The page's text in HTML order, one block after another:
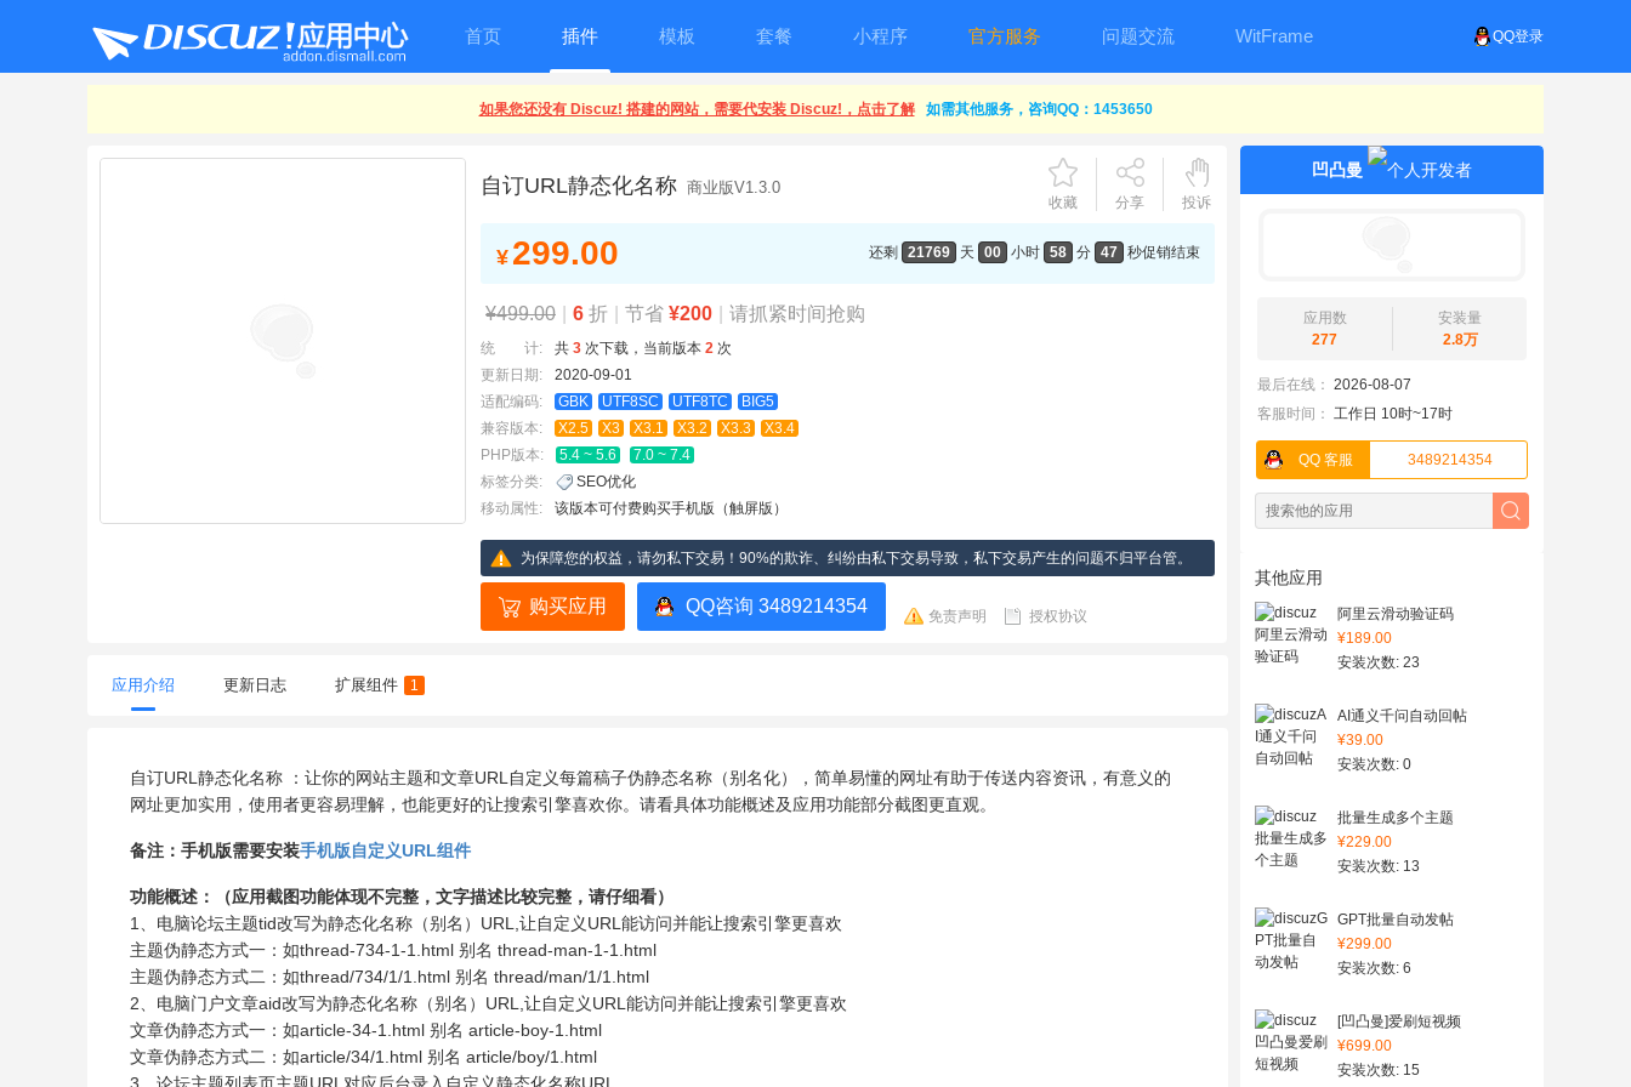
QQ登录
首页 插件 模板 套餐 小程序 官方服务 问题交流 WitFrame
如果您还没有 Discuz! 搭建的网站，需要代安装 Discuz!，点击了解 如需其他服务，咨询QQ：1453650
凹凸曼
应用数
277
安装量
2.8万
最后在线： 2026-08-07
客服时间： 工作日 10时~17时
QQ 客服 3489214354
其他应用
阿里云滑动验证码
¥189.00
安装次数: 23
AI通义千问自动回帖
¥39.00
安装次数: 0
批量生成多个主题
¥229.00
安装次数: 13
GPT批量自动发帖
¥299.00
安装次数: 6
[凹凸曼]爱刷短视频
¥699.00
安装次数: 15
自订URL静态化名称 商业版V1.3.0
收藏 分享 投诉
还剩 21769 天 00 小时 58 分 47 秒促销结束
¥ 299.00
¥499.00 6 折 节省 ¥200 请抓紧时间抢购
统 计: 共 3 次下载，当前版本 2 次
更新日期:
2020-09-01
适配编码:
GBK UTF8SC UTF8TC
BIG5
兼容版本:
X2.5 X3 X3.1 X3.2 X3.3
X3.4
PHP版本:
5.4 ~ 5.6
7.0 ~ 7.4
标签分类:
SEO优化
移动属性:
该版本可付费购买手机版（触屏版）
为保障您的权益，请勿私下交易！90%的欺诈、纠纷由私下交易导致，私下交易产生的问题不归平台管。
购买应用 QQ咨询 3489214354 免责声明 授权协议
应用介绍 更新日志 扩展组件 1
自订URL静态化名称 ：让你的网站主题和文章URL自定义每篇稿子伪静态名称（别名化），简单易懂的网址有助于传送内容资讯，有意义的
网址更加实用，使用者更容易理解，也能更好的让搜索引擎喜欢你。请看具体功能概述及应用功能部分截图更直观。
备注：手机版需要安装手机版自定义URL组件
功能概述：（应用截图功能体现不完整，文字描述比较完整，请仔细看）
1、电脑论坛主题tid改写为静态化名称（别名）URL,让自定义URL能访问并能让搜索引擎更喜欢
主题伪静态方式一：如thread-734-1-1.html 别名 thread-man-1-1.html
主题伪静态方式二：如thread/734/1/1.html 别名 thread/man/1/1.html
2、电脑门户文章aid改写为静态化名称（别名）URL,让自定义URL能访问并能让搜索引擎更喜欢
文章伪静态方式一：如article-34-1.html 别名 article-boy-1.html
文章伪静态方式二：如article/34/1.html 别名 article/boy/1.html